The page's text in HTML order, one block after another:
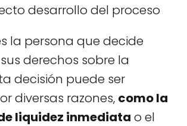
desarrollo del proceso
la persona que decide
derechos sobre la
decisión puede ser
diversas razones, como la
liquidez inmediata o el